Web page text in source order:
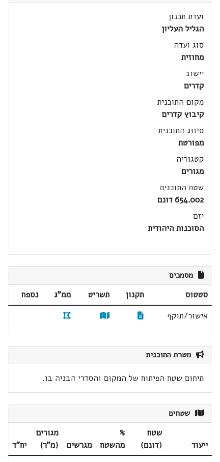
ועדת תכנון
הגליל העליון
סוג ועדה
מחוזית
יישוב
קדרים
מקום התוכנית
קיבוץ קדרים
סיווג התוכנית
מפורטת
קטגוריה
מגורים
שטח התוכנית
654.002 דונם
יזם
הסוכנות היהודית
מסמכים
סטטוס תקנון תשריט ממ"ג
נספח
אישור/תוקף
מטרת התוכנית
תיחום שטח הפיתוח של המקום והסדרי הבניה בו.
שטחים
ייעוד
שטח
(דונם)
%
מהשטח
מגרשים
מגורים
(מ"ר)
יח"ד